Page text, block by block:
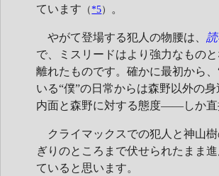
ています （*5） 。
やがて登場する犯人の物腰は、
で、ミスリードはより強力なものと
離れたものです。確かに最初から
いる“僕”の日常からは森野以外
内面と森野に対する態度――しか直
クライマックスでの犯人と神山樹
ぎりのところまで伏せられたまま
ていると思います。